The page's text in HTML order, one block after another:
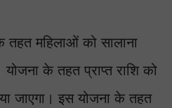
तहत महिलाओं को सालाना
के तहत प्राप्त राशि को
जाएगा। इस योजना के तहत